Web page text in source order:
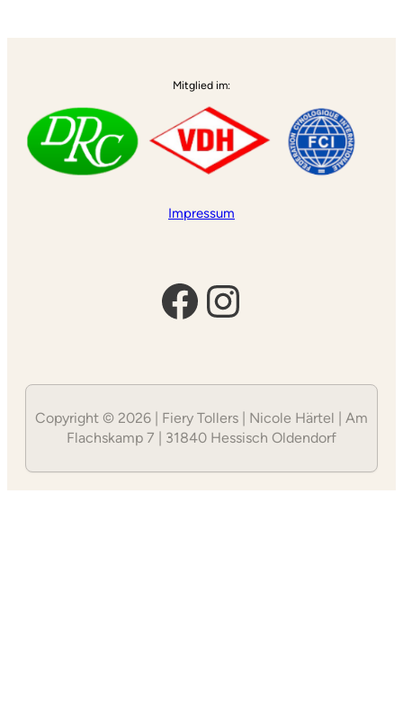
Mitglied im:
Impressum
Facebook Instagram
Copyright © 2026 | Fiery Tollers | Nicole Härtel | Am
Flachskamp 7 | 31840 Hessisch Oldendorf